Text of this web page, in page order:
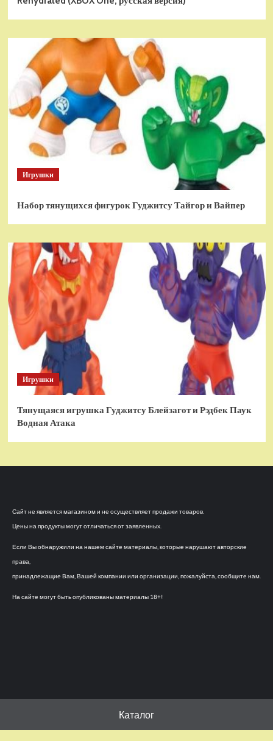
Игрушки
Набор тянущихся фигурок Гуджитсу Тайгор и Вайпер
Игрушки
Тянущаяся игрушка Гуджитсу Блейзагот и Рэдбек Паук
Водная Атака
Сайт не является магазином и не осуществляет продажи товаров.
Цены на продукты могут отличаться от заявленных.
Если Вы обнаружили на нашем сайте материалы, которые нарушают авторские
права,
принадлежащие Вам, Вашей компании или организации, пожалуйста, сообщите нам.
На сайте могут быть опубликованы материалы 18+!
Каталог